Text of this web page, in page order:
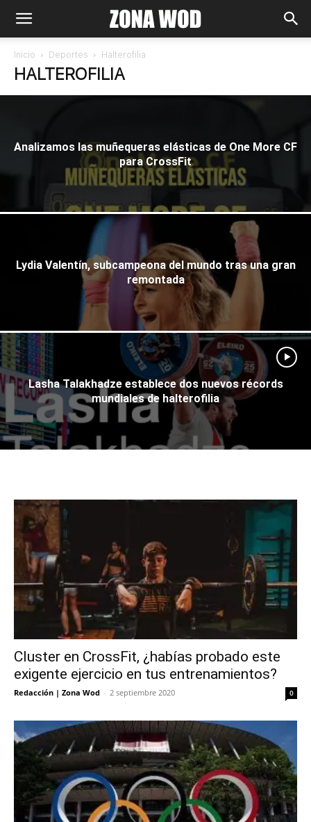
Inicio Deportes Halterofilia
HALTEROFILIA
Analizamos las muñequeras elásticas de One More CF
para CrossFit
Lydia Valentín, subcampeona del mundo tras una gran
remontada
Lasha Talakhadze establece dos nuevos récords
mundiales de halterofilia
Cluster en CrossFit, ¿habías probado este
exigente ejercicio en tus entrenamientos?
Redacción | Zona Wod - 2 septiembre 2020 0